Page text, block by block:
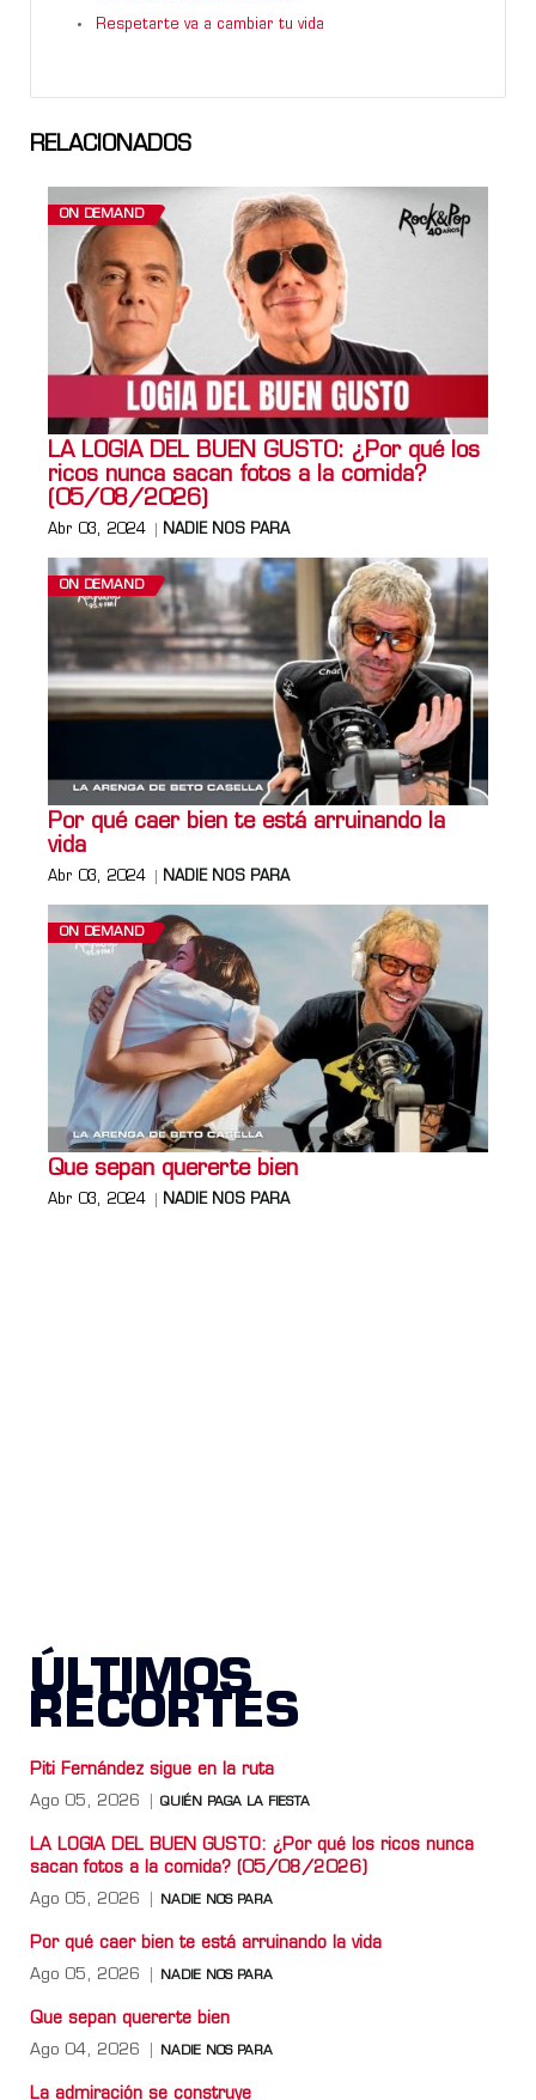
Respetarte va a cambiar tu vida
RELACIONADOS
ON DEMAND
LA LOGIA DEL BUEN GUSTO: ¿Por qué los
ricos nunca sacan fotos a la comida?
(05/08/2026)
Abr 03, 2024 NADIE NOS PARA
ON DEMAND
Por qué caer bien te está arruinando la
vida
Abr 03, 2024 NADIE NOS PARA
ON DEMAND
Que sepan quererte bien
Abr 03, 2024 NADIE NOS PARA
ÚLTIMOS
RECORTES
Piti Fernández sigue en la ruta
Ago 05, 2026 QUIÉN PAGA LA FIESTA
LA LOGIA DEL BUEN GUSTO: ¿Por qué los ricos nunca
sacan fotos a la comida? (05/08/2026)
Ago 05, 2026 NADIE NOS PARA
Por qué caer bien te está arruinando la vida
Ago 05, 2026 NADIE NOS PARA
Que sepan quererte bien
Ago 04, 2026 NADIE NOS PARA
La admiración se construye